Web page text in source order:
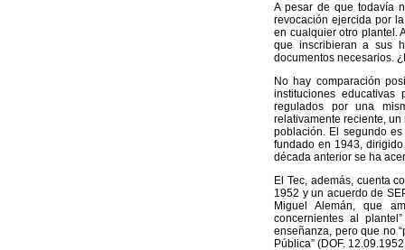
A pesar de que todavía
revocación ejercida por
en cualquier otro plantel.
que inscribieran a sus
documentos necesarios.
No hay comparación
instituciones
regulados por una
relativamente reciente,
población. El segundo
fundado en 1943,
década anterior se ha
El Tec, además, cuenta
1952 y un acuerdo de
Miguel Alemán, que
concernientes al
enseñanza, pero que no
Pública” (DOF.